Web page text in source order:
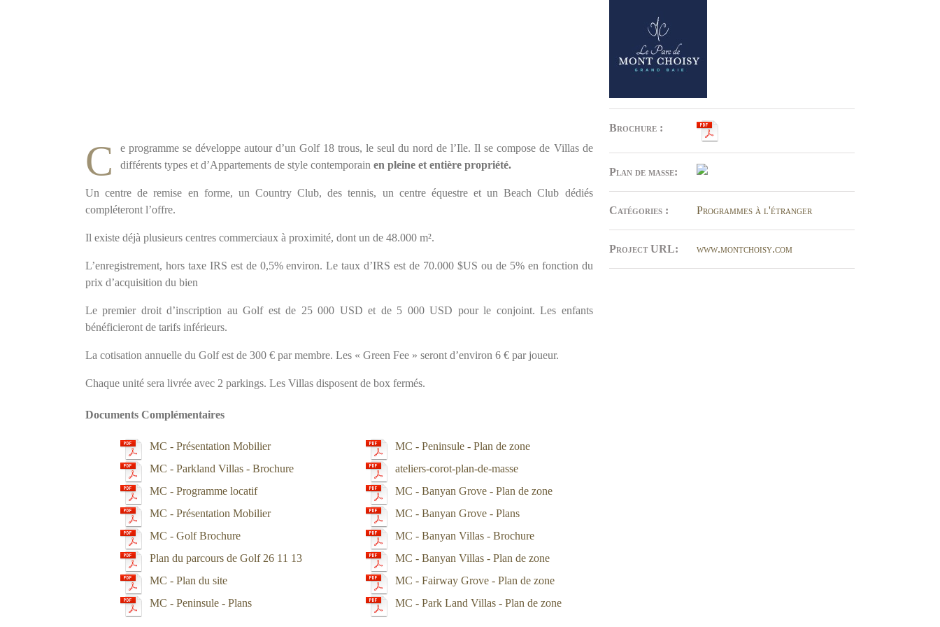
Brochure :
Plan de masse:
Catégories : Programmes à l'étranger
Project URL: www.montchoisy.com
C
e programme se développe autour d’un Golf 18 trous, le seul du nord de l’Ile. Il se compose de Villas de
différents types et d’Appartements de style contemporain en pleine et entière propriété.
Un centre de remise en forme, un Country Club, des tennis, un centre équestre et un Beach Club dédiés
compléteront l’offre.
Il existe déjà plusieurs centres commerciaux à proximité, dont un de 48.000 m².
L’enregistrement, hors taxe IRS est de 0,5% environ. Le taux d’IRS est de 70.000 $US ou de 5% en fonction du
prix d’acquisition du bien
Le premier droit d’inscription au Golf est de 25 000 USD et de 5 000 USD pour le conjoint. Les enfants
bénéficieront de tarifs inférieurs.
La cotisation annuelle du Golf est de 300 € par membre. Les « Green Fee » seront d’environ 6 € par joueur.
Chaque unité sera livrée avec 2 parkings. Les Villas disposent de box fermés.
Documents Complémentaires
MC - Présentation Mobilier
MC - Parkland Villas - Brochure
MC - Programme locatif
MC - Présentation Mobilier
MC - Golf Brochure
Plan du parcours de Golf 26 11 13
MC - Plan du site
MC - Peninsule - Plans
MC - Peninsule - Plan de zone
ateliers-corot-plan-de-masse
MC - Banyan Grove - Plan de zone
MC - Banyan Grove - Plans
MC - Banyan Villas - Brochure
MC - Banyan Villas - Plan de zone
MC - Fairway Grove - Plan de zone
MC - Park Land Villas - Plan de zone